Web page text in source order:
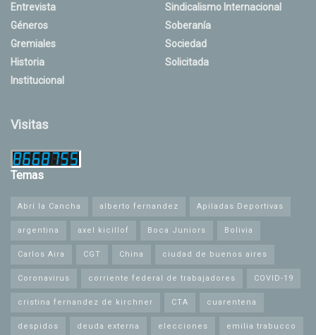
Entrevista
Géneros
Gremiales
Historia
Institucional
Sindicalismo Internacional
Soberanía
Sociedad
Solicitada
Visitas
Temas
Abrí la Cancha alberto fernandez Apiladas Deportivas
argentina axel kicillof Boca Juniors Bolivia
Carlos Aira CGT China ciudad de buenos aires
Coronavirus corriente federal de trabajadores COVID-19
cristina fernandez de kirchner CTA cuarentena
despidos deuda externa elecciones emilia trabucco